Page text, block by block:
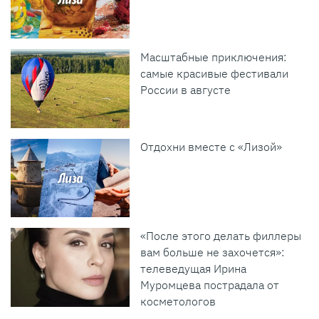
Масштабные приключения:
самые красивые фестивали
России в августе
Отдохни вместе с «Лизой»
«После этого делать филлеры
вам больше не захочется»:
телеведущая Ирина
Муромцева пострадала от
косметологов